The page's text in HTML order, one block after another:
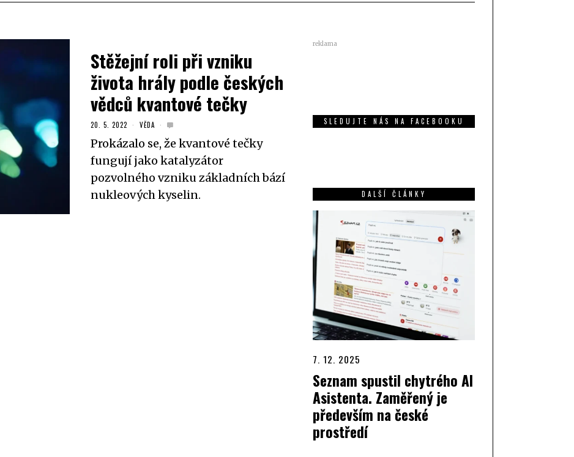
Stěžejní roli při vzniku
života hrály podle českých
vědců kvantové tečky
20. 5. 2022 VĚDA
Prokázalo se, že kvantové tečky
fungují jako katalyzátor
pozvolného vzniku základních bází
nukleových kyselin.
reklama
SLEDUJTE NÁS NA FACEBOOKU
DALŠÍ ČLÁNKY
7. 12. 2025
Seznam spustil chytrého AI
Asistenta. Zaměřený je
především na české
prostředí